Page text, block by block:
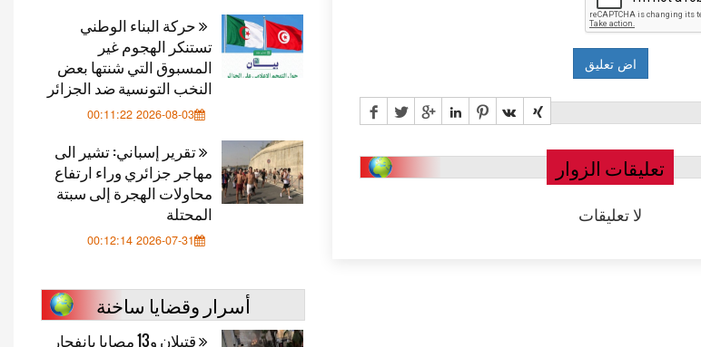
حركة البناء الوطني
تستنكر الهجوم غير
المسبوق التي شنتها بعض
النخب التونسية ضد الجزائر
2026-08-03 00:11:22
تقرير إسباني: تشير الى
مهاجر جزائري وراء ارتفاع
محاولات الهجرة إلى سبتة
المحتلة
2026-07-31 00:12:14
أسرار وقضايا ساخنة
قتيلان و13 مصابا بانفجار
تعليقات الزوار
لا تعليقات